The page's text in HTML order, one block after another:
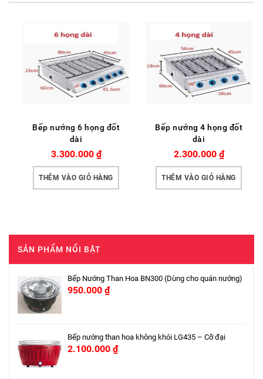
Bếp nướng 6 họng đốt
dài
3.300.000₫
THÊM VÀO GIỎ HÀNG
Bếp nướng 4 họng đốt
dài
2.300.000₫
THÊM VÀO GIỎ HÀNG
SẢN PHẨM NỔI BẬT
Bếp Nướng Than Hoa BN300 (Dùng cho quán nướng)
950.000 ₫
Bếp nướng than hoa không khói LG435 – Cỡ đại
2.100.000 ₫